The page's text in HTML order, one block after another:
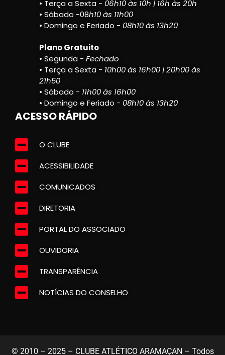
• Terça a Sexta - 06h10 às 10h | 16h às 20h
• Sábado -08h10 às 11h00
• Domingo e Feriado - 08h10 às 13h20
Plano Gratuito
• Segunda - Fechado
• Terça a Sexta - 10h00 às 16h00 | 20h00 às
21h50
• Sábado - 11h00 às 16h00
• Domingo e Feriado - 08h10 às 13h20
ACESSO RÁPIDO
O CLUBE
ACESSIBILIDADE
COMUNICADOS
DIRETORIA
PORTAL DO ASSOCIADO
OUVIDORIA
TRANSPARÊNCIA
NOTÍCIAS DO CONSELHO
© 2010 – 2025 – CLUBE ATLÉTICO ARAMAÇAN – Todos